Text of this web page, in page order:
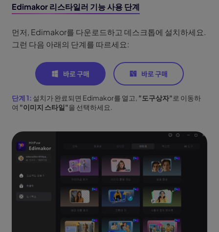
Edimakor 리스타일러 기능 사용 단계
먼저, Edimakor를 다운로드하고 데스크톱에 설치하세요.
그런 다음 아래의 단계를 따르세요:
단계 1: 설치가 완료되면 Edimakor를 열고, "도구상자"로 이동하
여 "이미지 스타일"을 선택하세요.